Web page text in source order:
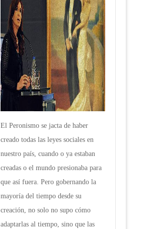
El Peronismo se jacta de haber
creado todas las leyes sociales en
nuestro país, cuando o ya estaban
creadas o el mundo presionaba para
que así fuera. Pero gobernando la
mayoría del tiempo desde su
creación, no solo no supo cómo
adaptarlas al tiempo, sino que las